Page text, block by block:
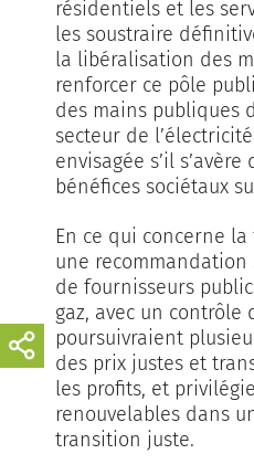
résidentiels et les
les soustraire
la libéralisation des
renforcer ce pôle
des mains publiques
secteur de
envisagée s’il
bénéfices sociétaux
En ce qui concerne
une recommandation
de fournisseurs
gaz, avec un contrôle
poursuivraient
des prix justes et
les profits, et
renouvelables dans
transition juste.